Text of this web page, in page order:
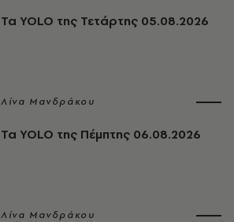
Τα YOLO της Τετάρτης 05.08.2026
Λίνα Μανδράκου
Τα YOLO της Πέμπτης 06.08.2026
Λίνα Μανδράκου